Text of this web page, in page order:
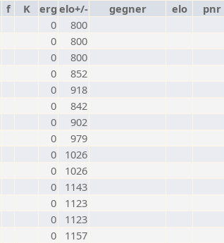
f K erg elo+/- gegner elo
pnr
0
800
0
800
0
800
0
852
0
918
0
842
0
902
0
979
0
1026
0
1026
0
1143
0
1123
0
1123
0
1157